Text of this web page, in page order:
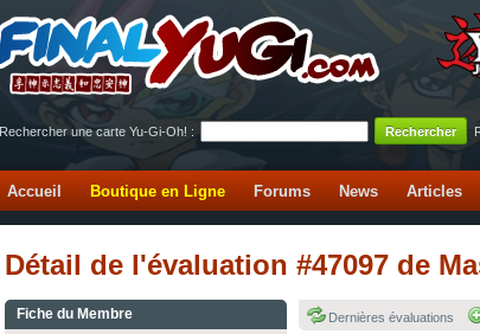
Rechercher une carte Yu-Gi-Oh! :
Accueil Boutique en Ligne Forums News Articles
Détail de l'évaluation #47097 de
Fiche du Membre Dernières évaluations